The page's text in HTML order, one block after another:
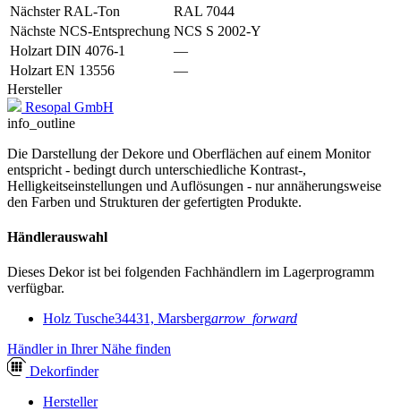
Nächster RAL-Ton
RAL 7044
Nächste NCS-Entsprechung NCS S 2002-Y
Holzart DIN 4076-1
—
Holzart EN 13556
—
Hersteller
Resopal GmbH
info_outline
Die Darstellung der Dekore und Oberflächen auf einem Monitor
entspricht - bedingt durch unterschiedliche Kontrast-,
Helligkeitseinstellungen und Auflösungen - nur annäherungsweise
den Farben und Strukturen der gefertigten Produkte.
Händlerauswahl
Dieses Dekor ist bei folgenden Fachhändlern im Lagerprogramm
verfügbar.
Holz Tusche34431, Marsbergarrow_forward
Händler in Ihrer Nähe finden
Dekorfinder
Hersteller